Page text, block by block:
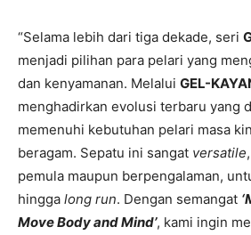
“Selama lebih dari tiga dekade, seri
menjadi pilihan para pelari yang
dan kenyamanan. Melalui GEL-
menghadirkan evolusi terbaru yang
memenuhi kebutuhan pelari masa
beragam. Sepatu ini sangat versatile
pemula maupun berpengalaman,
hingga long run. Dengan semangat
Move Body and Mind’, kami ingin